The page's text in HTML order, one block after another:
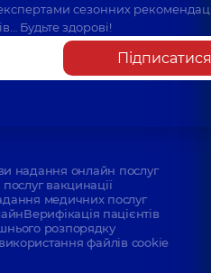
сезонних
Будьте здорові!
Підписатися
надання онлайн послуг
вакцинації
медичних послуг
Верифікація пацієнтів
розпорядку
файлів cookie